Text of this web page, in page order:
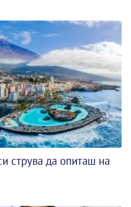
струва да опиташ на